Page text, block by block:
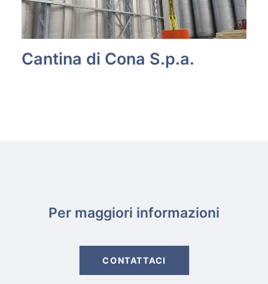
Cantina di Cona S.p.a.
Per maggiori informazioni
CONTATTACI